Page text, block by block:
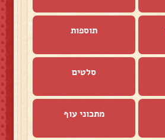
תוספות
סלטים
מתכוני עוף